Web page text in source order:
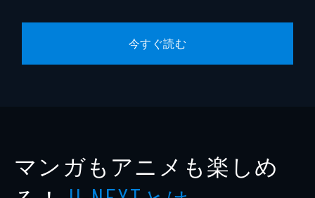
今すぐ読む
マンガもアニメも楽しめ